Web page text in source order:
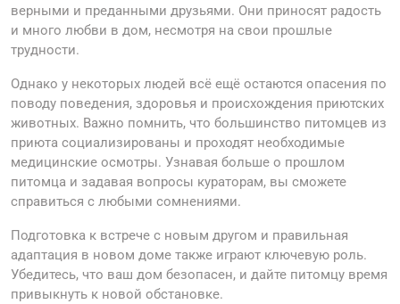
верными и преданными друзьями. Они приносят радость
и много любви в дом, несмотря на свои прошлые
трудности.
Однако у некоторых людей всё ещё остаются опасения по
поводу поведения, здоровья и происхождения приютских
животных. Важно помнить, что большинство питомцев из
приюта социализированы и проходят необходимые
медицинские осмотры. Узнавая больше о прошлом
питомца и задавая вопросы кураторам, вы сможете
справиться с любыми сомнениями.
Подготовка к встрече с новым другом и правильная
адаптация в новом доме также играют ключевую роль.
Убедитесь, что ваш дом безопасен, и дайте питомцу время
привыкнуть к новой обстановке.